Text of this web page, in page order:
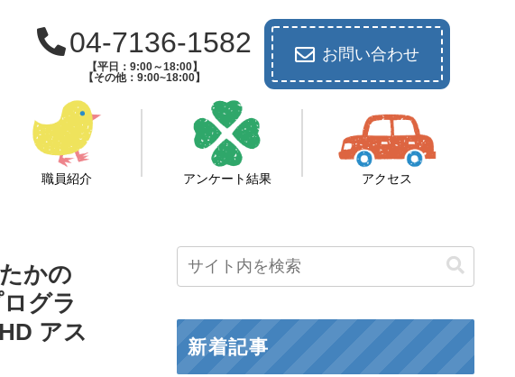
04-7136-1582
【平日：9:00～18:00】
【その他：9:00~18:00】
お問い合わせ
職員紹介 アンケート結果 アクセス
かの
グラ
アス
新着記事